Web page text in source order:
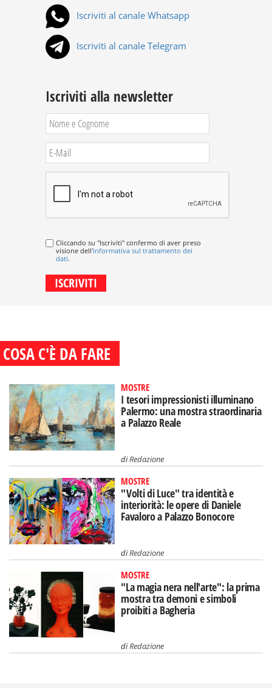
Iscriviti al canale Whatsapp
Iscriviti al canale Telegram
Iscriviti alla newsletter
Cliccando su "Iscriviti" confermo di aver preso
visione dell'informativa sul trattamento dei
dati.
COSA C'È DA FARE
MOSTRE
I tesori impressionisti illuminano
Palermo: una mostra straordinaria
a Palazzo Reale
diRedazione
MOSTRE
"Volti di Luce" tra identità e
interiorità: le opere di Daniele
Favaloro a Palazzo Bonocore
diRedazione
MOSTRE
"La magia nera nell'arte": la prima
mostra tra demoni e simboli
proibiti a Bagheria
diRedazione